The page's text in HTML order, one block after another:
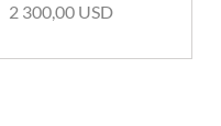
2 300,00 USD